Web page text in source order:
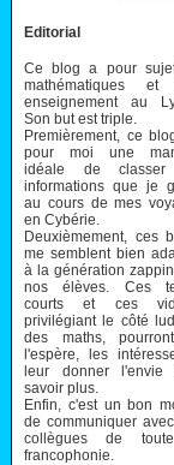
Editorial
Ce blog a pour
mathématiques et
enseignement au
Son but est triple.
Premièrement, ce
pour moi une
idéale de
informations que je
au cours de mes
en Cybérie.
Deuxièmement, ces
me semblent bien
à la génération
nos élèves. Ces
courts et ces
privilégiant le côté
des maths,
l'espère, les
leur donner l'envie
savoir plus.
Enfin, c'est un bon
de communiquer
collègues de
francophonie.